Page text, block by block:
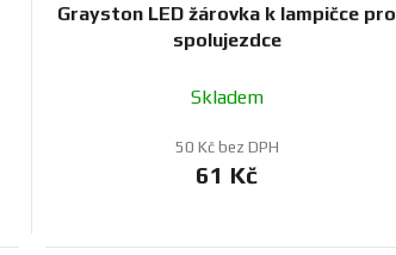
Grayston LED žárovka k lampičce pro
spolujezdce
Skladem
50 Kč bez DPH
61 Kč